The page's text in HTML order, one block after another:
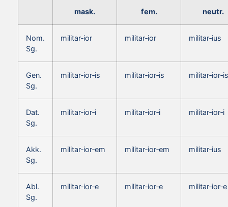
mask. fem. neutr.
Nom.
Sg.
militar‑ior militar‑ior militar‑ius
Gen.
Sg.
militar‑ior‑is militar‑ior‑is militar‑ior‑is
Dat.
Sg.
militar‑ior‑i militar‑ior‑i militar‑ior‑i
Akk.
Sg.
militar‑ior‑em militar‑ior‑em militar‑ius
Abl.
Sg.
militar‑ior‑e militar‑ior‑e militar‑ior‑e